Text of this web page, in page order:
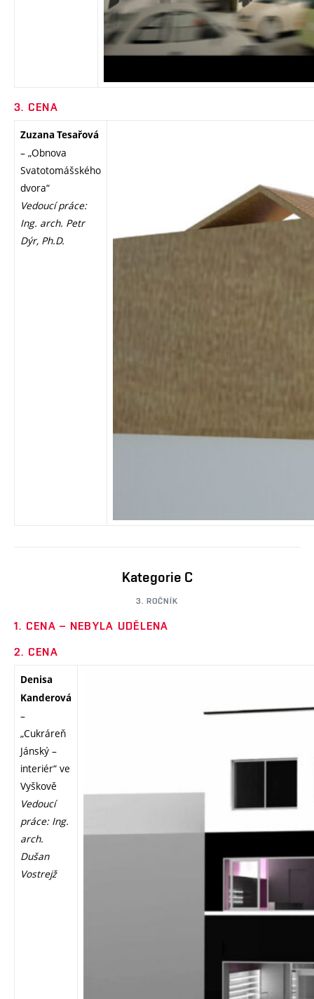
3. CENA
Zuzana Tesařová
– „Obnova
Svatotomášského
dvora“
Vedoucí práce:
Ing. arch. Petr
Dýr, Ph.D.
Kategorie C
3. ROČNÍK
1. CENA – NEBYLA UDĚLENA
2. CENA
Denisa
Kanderová
–
„Cukráreň
Jánský –
interiér“ ve
Vyškově
Vedoucí
práce: Ing.
arch.
Dušan
Vostrejž